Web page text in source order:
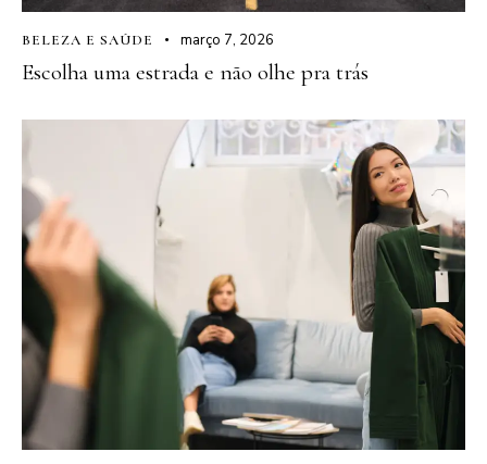
BELEZA E SAÚDE março 7, 2026
Escolha uma estrada e não olhe pra trás